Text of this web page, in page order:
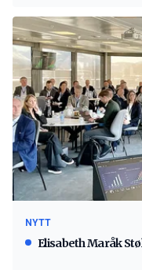
NYTT
Elisabeth Maråk